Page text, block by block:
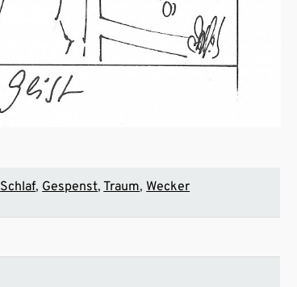
Schlaf Gespenst Traum Wecker